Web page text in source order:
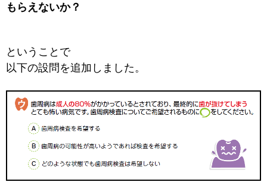
もらえないか？
ということで
以下の設問を追加しました。